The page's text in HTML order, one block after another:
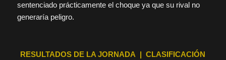
sentenciado prácticamente el choque ya que su rival no
generaría peligro.
RESULTADOS DE LA JORNADA | CLASIFICACIÓN